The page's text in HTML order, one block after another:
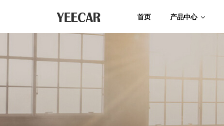
首页 产品中心